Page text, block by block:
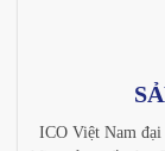
ICO Việt Nam đại